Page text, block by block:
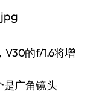
V30的f/1.6将增
是广角镜头